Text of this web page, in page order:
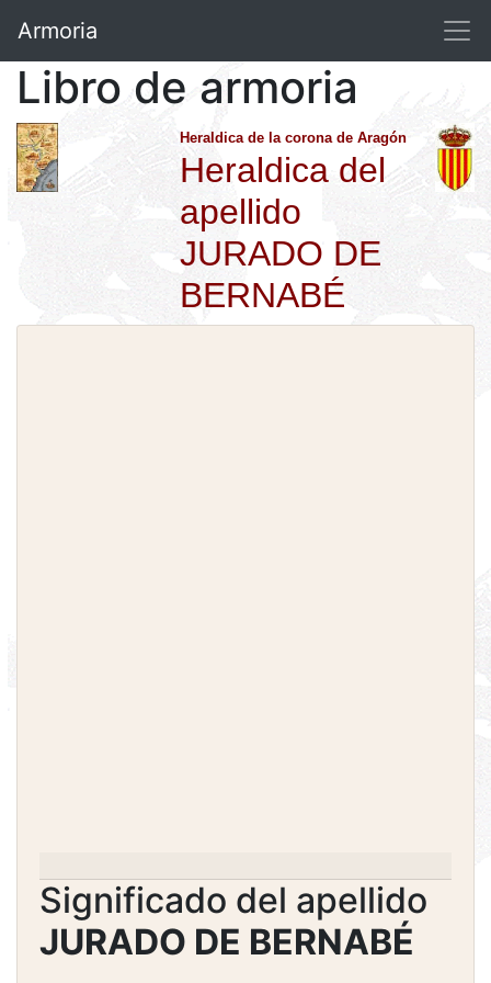
Armoria
Libro de armoria
Heraldica de la corona de Aragón
Heraldica del
apellido
JURADO DE
BERNABÉ
Significado del apellido
JURADO DE BERNABÉ